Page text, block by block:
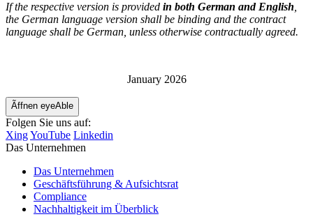
If the respective version is provided in both German and English
the German language version shall be binding and the contract
language shall be German, unless otherwise contractually agreed.
January 2026
Ãffnen eyeAble
Folgen Sie uns auf:
XingYouTube Linkedin
Das Unternehmen
Das Unternehmen
Geschäftsführung & Aufsichtsrat
Compliance
Nachhaltigkeit im Überblick